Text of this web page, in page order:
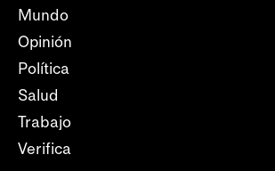
Mundo
Opinión
Política
Salud
Trabajo
Verifica